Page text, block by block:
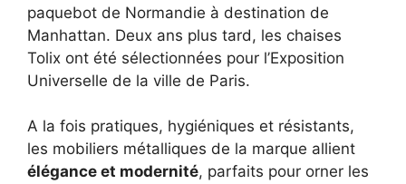
paquebot de Normandie à destination de
Manhattan. Deux ans plus tard, les chaises
Tolix ont été sélectionnées pour l’Exposition
Universelle de la ville de Paris.
A la fois pratiques, hygiéniques et résistants,
les mobiliers métalliques de la marque allient
élégance et modernité, parfaits pour orner les